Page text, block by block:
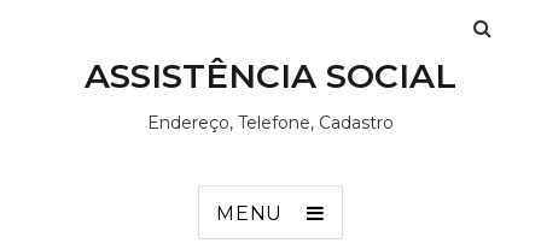
ASSISTÊNCIA SOCIAL
Endereço, Telefone, Cadastro
MENU